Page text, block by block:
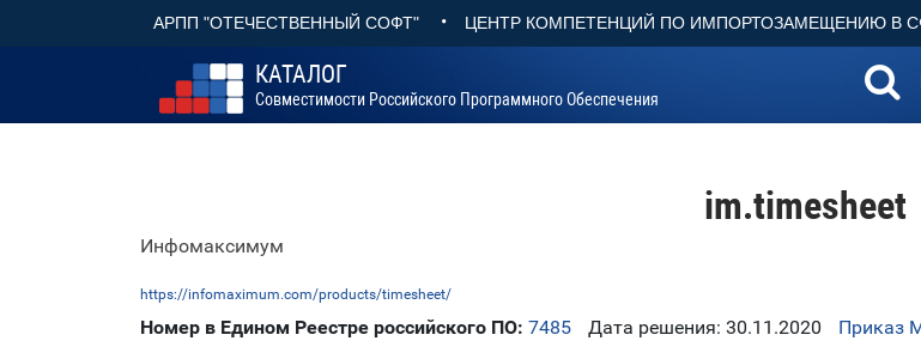
АРПП "ОТЕЧЕСТВЕННЫЙ СОФТ" • ЦЕНТР КОМПЕТЕНЦИЙ ПО ИМПОРТОЗАМЕЩЕНИЮ В
КАТАЛОГ
Совместимости Российского Программного Обеспечения
im.timesheet
Инфомаксимум
https://infomaximum.com/products/timesheet/
Номер в Едином Реестре российского ПО: 7485 Дата решения: 30.11.2020 Приказ